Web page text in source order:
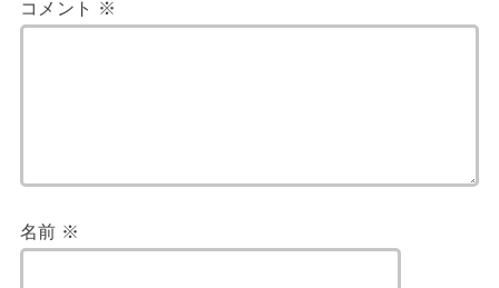
コメント ※
名前 ※